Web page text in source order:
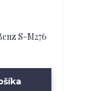
S-M276